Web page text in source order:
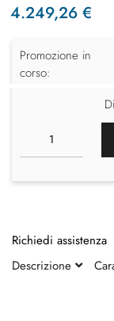
4.249,26 €
Promozione in
corso:
Richiedi assistenza
Descrizione